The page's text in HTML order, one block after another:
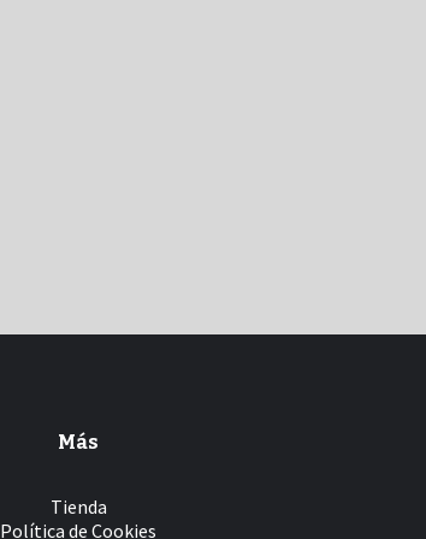
Más
Tienda
Política de Cookies